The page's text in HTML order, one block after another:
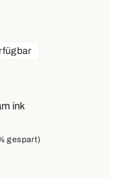
ink
gespart)